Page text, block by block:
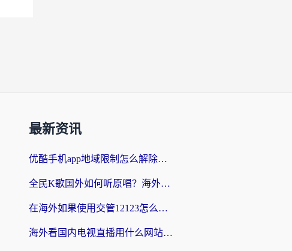
最新资讯
优酷手机app地域限制怎么解除？海外党亲测有效的追剧方案
全民K歌国外如何听原唱？海外党亲测有效的回国加速器选择指南
在海外如果使用交管12123怎么处理？留学生亲测有效的回国加速方案
海外看国内电视直播用什么网站比较好？一篇解决你所有追剧难题的实用指南